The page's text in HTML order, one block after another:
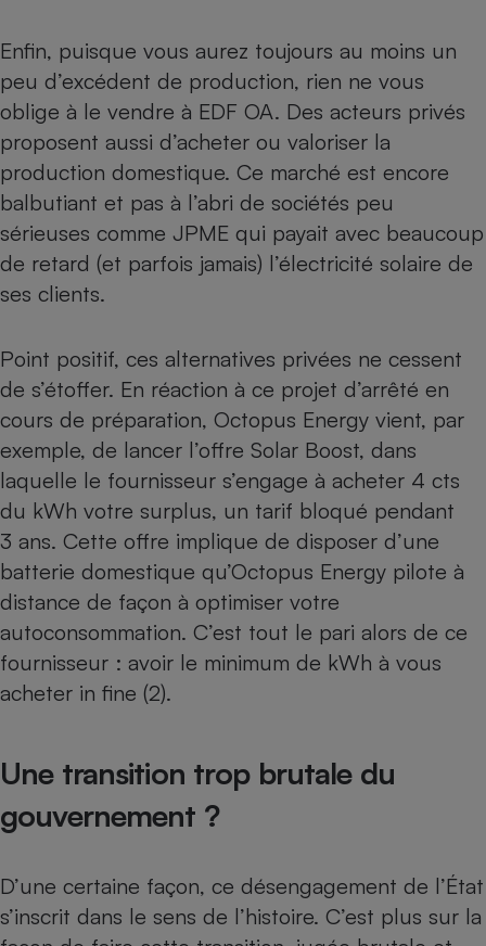
Enfin, puisque vous aurez toujours au moins un
peu d’excédent de production, rien ne vous
oblige à le vendre à EDF OA. Des acteurs privés
proposent aussi d’acheter ou valoriser la
production domestique. Ce marché est encore
balbutiant et pas à l’abri de sociétés peu
sérieuses comme JPME qui payait avec beaucoup
de retard (et parfois jamais) l’électricité solaire de
ses clients.
Point positif, ces alternatives privées ne cessent
de s’étoffer. En réaction à ce projet d’arrêté en
cours de préparation, Octopus Energy vient, par
exemple, de lancer l’offre Solar Boost, dans
laquelle le fournisseur s’engage à acheter 4 cts
du kWh votre surplus, un tarif bloqué pendant
3 ans. Cette offre implique de disposer d’une
batterie domestique qu’Octopus Energy pilote à
distance de façon à optimiser votre
autoconsommation. C’est tout le pari alors de ce
fournisseur : avoir le minimum de kWh à vous
acheter in fine (2).
Une transition trop brutale du
gouvernement ?
D’une certaine façon, ce désengagement de l’État
s’inscrit dans le sens de l’histoire. C’est plus sur la